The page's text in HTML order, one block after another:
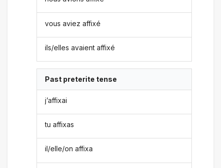
vous aviez affixé
ils/elles avaient affixé
Past preterite tense
j’affixai
tu affixas
il/elle/on affixa